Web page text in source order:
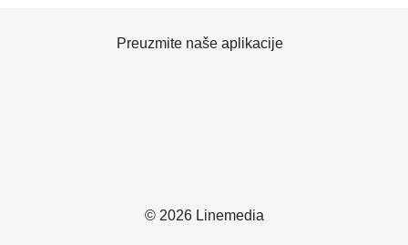
© 2026 Linemedia
Preuzmite naše aplikacije